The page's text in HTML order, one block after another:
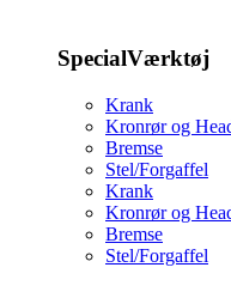
SpecialVærktøj
Krank
Kronrør og
Bremse
Stel/Forgaffel
Krank
Kronrør og
Bremse
Stel/Forgaffel